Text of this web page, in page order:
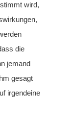
wird,
die
jemand
gesagt
irgendeine